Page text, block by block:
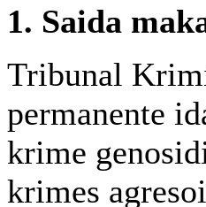
1. Saida
Tribunal
permanente
krime
krimes